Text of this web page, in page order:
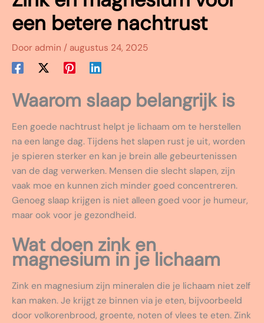
een betere nachtrust
Door admin / augustus 24, 2025
Waarom slaap belangrijk is
Een goede nachtrust helpt je lichaam om te herstellen
na een lange dag. Tijdens het slapen rust je uit, worden
je spieren sterker en kan je brein alle gebeurtenissen
van de dag verwerken. Mensen die slecht slapen, zijn
vaak moe en kunnen zich minder goed concentreren.
Genoeg slaap krijgen is niet alleen goed voor je humeur,
maar ook voor je gezondheid.
Wat doen zink en
magnesium in je lichaam
Zink en magnesium zijn mineralen die je lichaam niet zelf
kan maken. Je krijgt ze binnen via je eten, bijvoorbeeld
door volkorenbrood, groente, noten of vlees te eten. Zink